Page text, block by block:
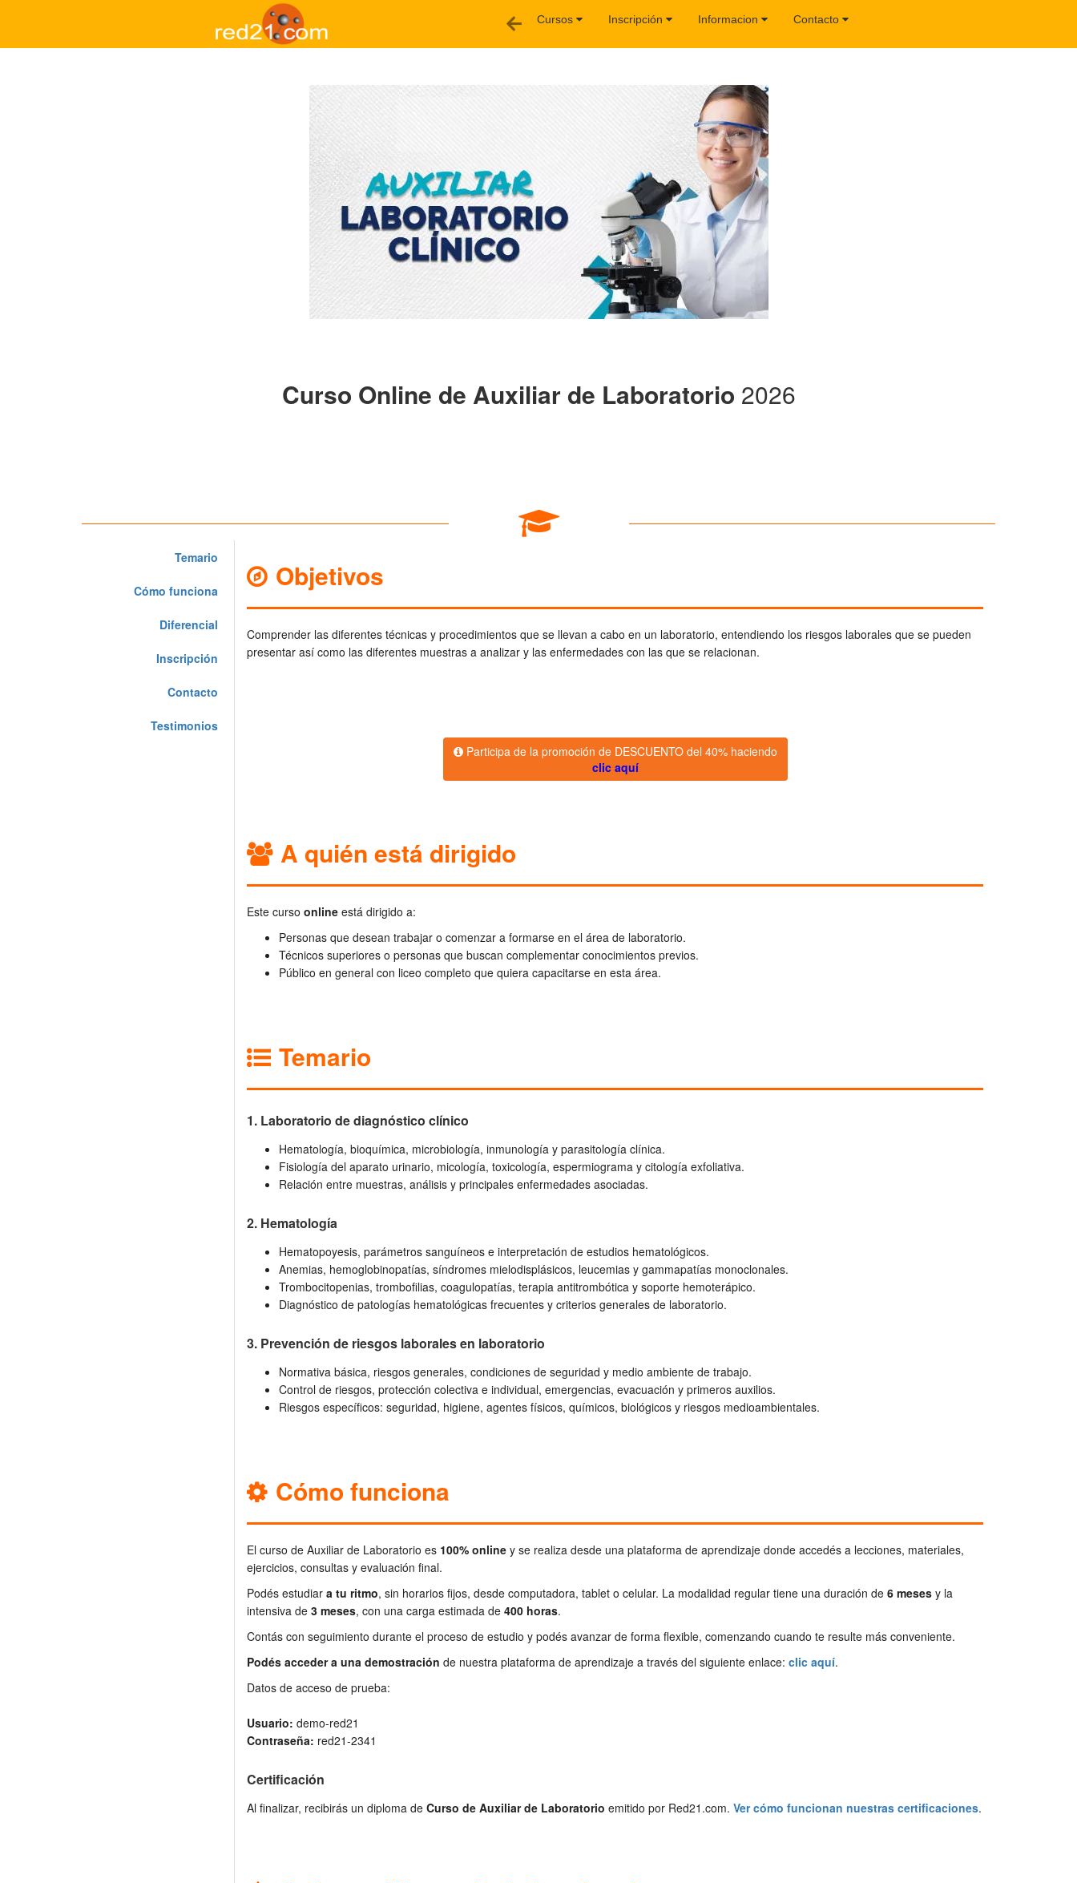
Contacto
Informacion
Inscripción
Cursos
Curso Online de Auxiliar de Laboratorio 2026
Temario
Cómo funciona
Diferencial
Inscripción
Contacto
Testimonios
Objetivos
Comprender las diferentes técnicas y procedimientos que se llevan a cabo en un laboratorio, entendiendo los riesgos laborales que se pueden
presentar así como las diferentes muestras a analizar y las enfermedades con las que se relacionan.
Participa de la promoción de DESCUENTO del 40% haciendo
clic aquí
A quién está dirigido
Este curso online está dirigido a:
Personas que desean trabajar o comenzar a formarse en el área de laboratorio.
Técnicos superiores o personas que buscan complementar conocimientos previos.
Público en general con liceo completo que quiera capacitarse en esta área.
Temario
1. Laboratorio de diagnóstico clínico
Hematología, bioquímica, microbiología, inmunología y parasitología clínica.
Fisiología del aparato urinario, micología, toxicología, espermiograma y citología exfoliativa.
Relación entre muestras, análisis y principales enfermedades asociadas.
2. Hematología
Hematopoyesis, parámetros sanguíneos e interpretación de estudios hematológicos.
Anemias, hemoglobinopatías, síndromes mielodisplásicos, leucemias y gammapatías monoclonales.
Trombocitopenias, trombofilias, coagulopatías, terapia antitrombótica y soporte hemoterápico.
Diagnóstico de patologías hematológicas frecuentes y criterios generales de laboratorio.
3. Prevención de riesgos laborales en laboratorio
Normativa básica, riesgos generales, condiciones de seguridad y medio ambiente de trabajo.
Control de riesgos, protección colectiva e individual, emergencias, evacuación y primeros auxilios.
Riesgos específicos: seguridad, higiene, agentes físicos, químicos, biológicos y riesgos medioambientales.
Cómo funciona
El curso de Auxiliar de Laboratorio es 100% online y se realiza desde una plataforma de aprendizaje donde accedés a lecciones, materiales,
ejercicios, consultas y evaluación final.
Podés estudiar a tu ritmo, sin horarios fijos, desde computadora, tablet o celular. La modalidad regular tiene una duración de 6 meses y la
intensiva de 3 meses, con una carga estimada de 400 horas.
Contás con seguimiento durante el proceso de estudio y podés avanzar de forma flexible, comenzando cuando te resulte más conveniente.
Podés acceder a una demostración de nuestra plataforma de aprendizaje a través del siguiente enlace: clic aquí.
Datos de acceso de prueba:
Usuario: demo-red21
Contraseña: red21-2341
Certificación
Al finalizar, recibirás un diploma de Curso de Auxiliar de Laboratorio emitido por Red21.com. Ver cómo funcionan nuestras certificaciones.